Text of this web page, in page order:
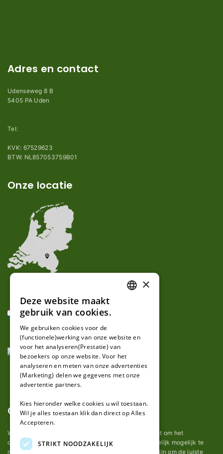
Adres en contact
Udenseweg 8 B
5405 PA Uden
Tel:
KVK: 67529623
BTW: NL857053759B01
Onze locatie
Over ons
Wij van robotmaaier-mesjes.nl doen ons uiterste best om het
onderhoud van robot grasmaaier mesjes zo gemakkelijk mogelijk te
maken. Uit ervaring merkten we hoe lastig het kan zijn om de juiste
GERMAN
×
Deze website maakt
gebruik van cookies.
We gebruiken cookies voor de
(functionele)werking van onze website en
voor het analyseren(Prestatie) van
bezoekers op onze website. Voor het
analyseren en meten van onze advertenties
(Marketing) delen we gegevens met onze
advertentie partners.
Kies hieronder welke cookies u wil toestaan.
Wil je alles toestaan klik dan direct op Alles
Accepteren.
STRIKT NOODZAKELIJK